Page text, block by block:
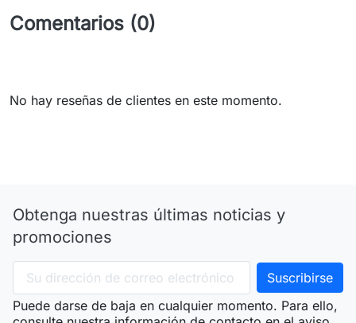
Comentarios (0)
No hay reseñas de clientes en este momento.
Obtenga nuestras últimas noticias y
promociones
Puede darse de baja en cualquier momento. Para ello,